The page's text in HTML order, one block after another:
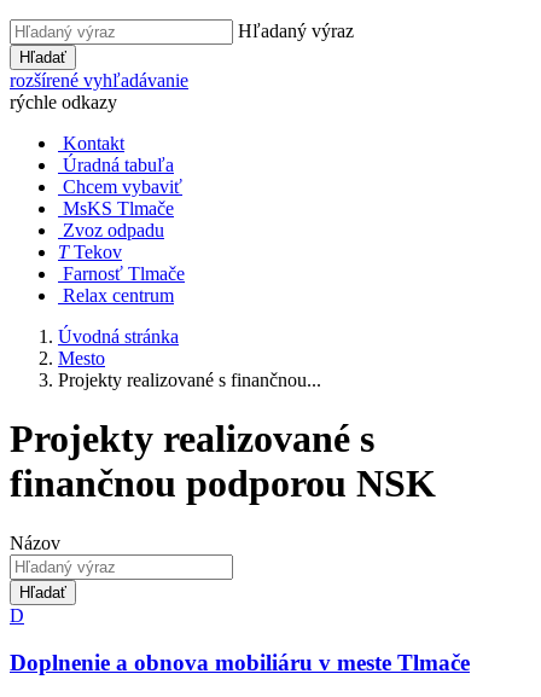
Hľadaný výraz
Hľadať
rozšírené vyhľadávanie
rýchle odkazy
Kontakt
Úradná tabuľa
Chcem vybaviť
MsKS Tlmače
Zvoz odpadu
T Tekov
Farnosť Tlmače
Relax centrum
Úvodná stránka
Mesto
Projekty realizované s finančnou...
Projekty realizované s
finančnou podporou NSK
Názov
Hľadať
D
Doplnenie a obnova mobiliáru v meste Tlmače